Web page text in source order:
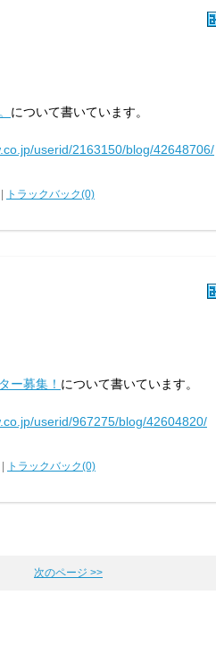
について書いています。
userid/2163150/blog/42648706/
トラックバック(0)
ー募集！ について書いています。
userid/967275/blog/42604820/
トラックバック(0)
次のページ >>